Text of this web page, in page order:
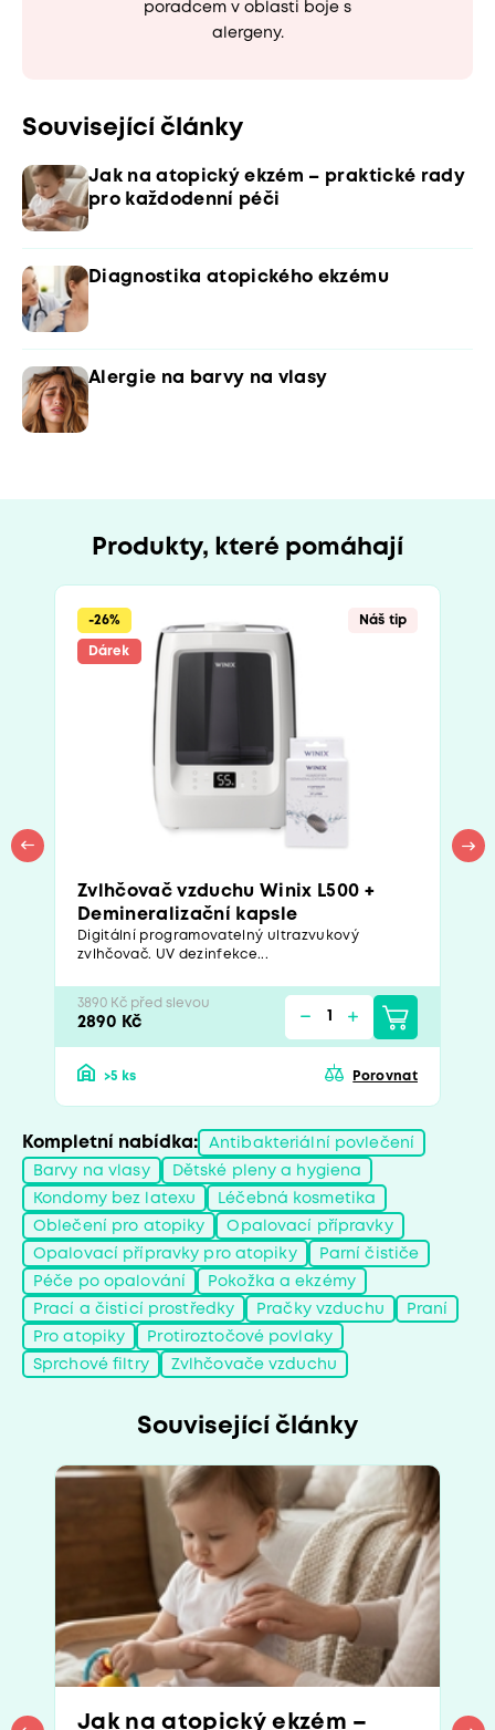
poradcem v oblasti boje s
alergeny.
Související články
Jak na atopický ekzém – praktické rady
pro každodenní péči
Diagnostika atopického ekzému
Alergie na barvy na vlasy
Produkty, které pomáhají
Dárek
-26% Náš tip
Zvlhčovač vzduchu Winix L500 +
Demineralizační kapsle
Digitální programovatelný ultrazvukový
zvlhčovač. UV dezinfekce...
3890 Kč před slevou
2890 Kč
>5 ks Porovnat
Kompletní nabídka: Antibakteriální povlečení
Barvy na vlasy Dětské pleny a hygiena
Kondomy bez latexu Léčebná kosmetika
Oblečení pro atopiky Opalovací přípravky
Opalovací přípravky pro atopiky Parní čističe
Péče po opalování Pokožka a ekzémy
Prací a čisticí prostředky Pračky vzduchu Praní
Pro atopiky Protiroztočové povlaky
Sprchové filtry Zvlhčovače vzduchu
Související články
Jak na atopický ekzém –